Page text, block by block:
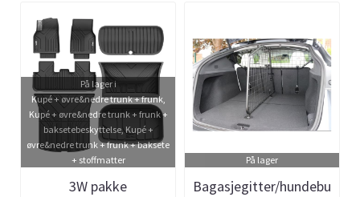
På lager i
Kupé + øvre&nedre trunk + frunk,
Kupé + øvre&nedre trunk + frunk +
baksetebeskyttelse, Kupé +
øvre&nedre trunk + frunk + baksete
+ stoffmatter
3W pakke
På lager
Bagasjegitter/hundebur